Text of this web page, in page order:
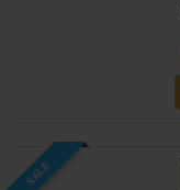
SALE